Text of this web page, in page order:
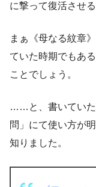
に撃って復活させ
まぁ《母なる紋章
ていた時期でもあ
ことでしょう。
……と、書いていた
問」にて使い方が
知りました。